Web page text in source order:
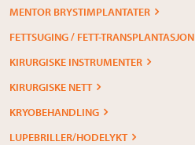
MENTOR BRYSTIMPLANTATER
FETTSUGING / FETT-TRANSPLANTASJON
KIRURGISKE INSTRUMENTER
KIRURGISKE NETT
KRYOBEHANDLING
LUPEBRILLER/HODELYKT